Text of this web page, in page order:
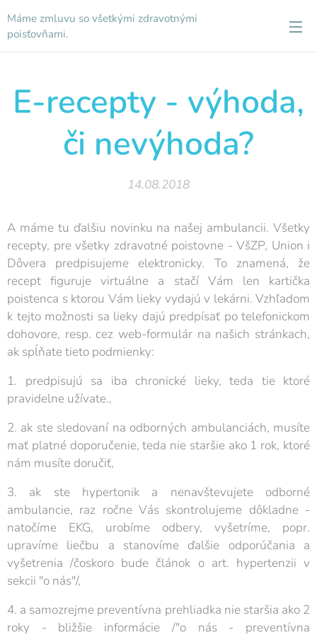
Máme zmluvu so všetkými zdravotnými
poisťovňami.
E-recepty - výhoda,
či nevýhoda?
14.08.2018
A máme tu ďalšiu novinku na našej ambulancii. Všetky
recepty, pre všetky zdravotné poistovne - VšZP, Union i
Dôvera predpisujeme elektronicky. To znamená, že
recept figuruje virtuálne a stačí Vám len kartička
poistenca s ktorou Vám lieky vydajú v lekárni. Vzhľadom
k tejto možnosti sa lieky dajú predpísať po telefonickom
dohovore, resp. cez web-formulár na našich stránkach,
ak spĺňate tieto podmienky:
1. predpisujú sa iba chronické lieky, teda tie ktoré
pravidelne užívate.,
2. ak ste sledovaní na odborných ambulanciách, musíte
mať platné doporučenie, teda nie staršie ako 1 rok, ktoré
nám musíte doručiť,
3. ak ste hypertonik a nenavštevujete odborné
ambulancie, raz ročne Vás skontrolujeme dôkladne -
natočíme EKG, urobíme odbery, vyšetríme, popr.
upravíme liečbu a stanovíme ďalšie odporúčania a
vyšetrenia /čoskoro bude článok o art. hypertenzii v
sekcii "o nás"/,
4. a samozrejme preventívna prehliadka nie staršia ako 2
roky - bližšie informácie /"o nás - preventívna